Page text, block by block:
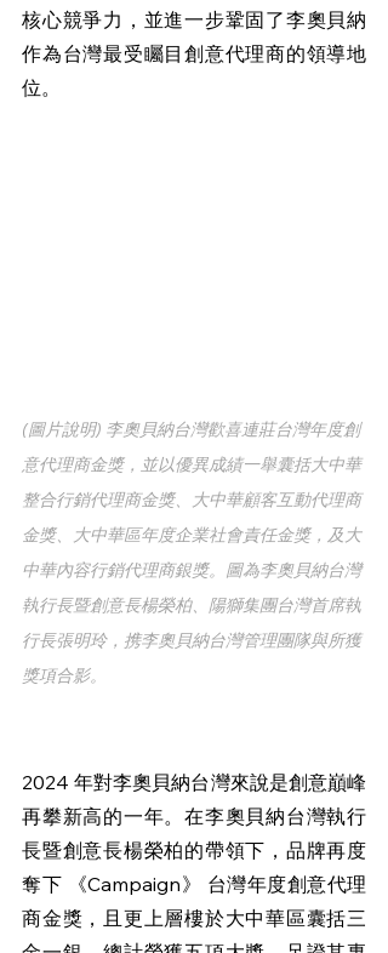
核心競爭力，並進一步鞏固了李奧貝納
作為台灣最受矚目創意代理商的領導地
位。
(圖片說明) 李奧貝納台灣歡喜連莊台灣年度創
意代理商金獎，並以優異成績一舉囊括大中華
整合行銷代理商金獎、大中華顧客互動代理商
金獎、大中華區年度企業社會責任金獎，及大
中華內容行銷代理商銀獎。圖為李奧貝納台灣
執行長暨創意長楊榮柏、陽獅集團台灣首席執
行長張明玲，携李奧貝納台灣管理團隊與所獲
獎項合影。
2024 年對李奧貝納台灣來說是創意巔峰
再攀新高的一年。在李奧貝納台灣執行
長暨創意長楊榮柏的帶領下，品牌再度
奪下 《Campaign》 台灣年度創意代理
商金獎，且更上層樓於大中華區囊括三